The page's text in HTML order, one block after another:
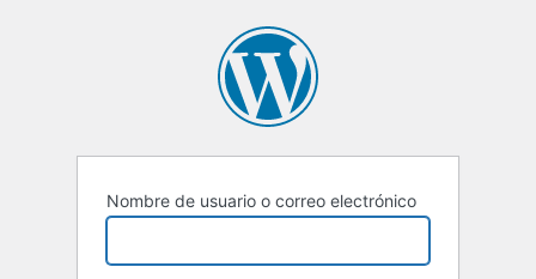
Nombre de usuario o correo electrónico